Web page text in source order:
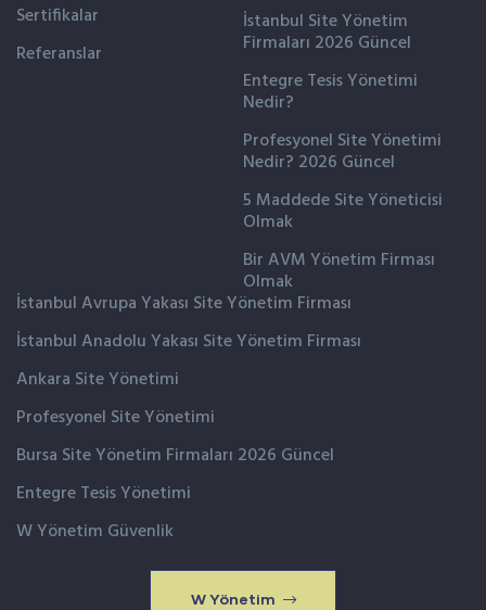
Sertifikalar
Referanslar
İstanbul Site Yönetim
Firmaları 2026 Güncel
Entegre Tesis Yönetimi
Nedir?
Profesyonel Site Yönetimi
Nedir? 2026 Güncel
5 Maddede Site Yöneticisi
Olmak
Bir AVM Yönetim Firması
Olmak
İstanbul Avrupa Yakası Site Yönetim Firması
İstanbul Anadolu Yakası Site Yönetim Firması
Ankara Site Yönetimi
Profesyonel Site Yönetimi
Bursa Site Yönetim Firmaları 2026 Güncel
Entegre Tesis Yönetimi
W Yönetim Güvenlik
W Yönetim